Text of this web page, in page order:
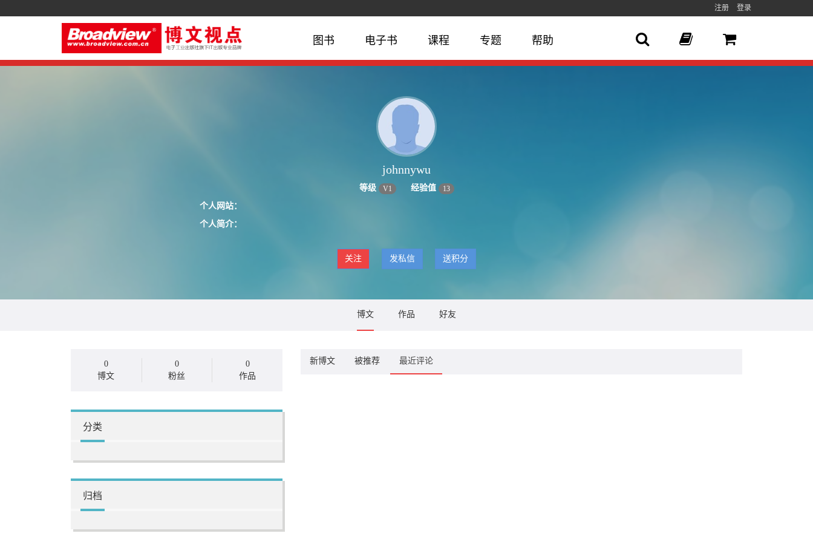
注册 登录
图书 电子书 课程 专题 帮助
johnnywu
等级 V1 经验值 13
个人网站：
个人简介：
关注 发私信 送积分
博文 作品 好友
0
博文
0
粉丝
0
作品
分类
归档
新博文 被推荐 最近评论